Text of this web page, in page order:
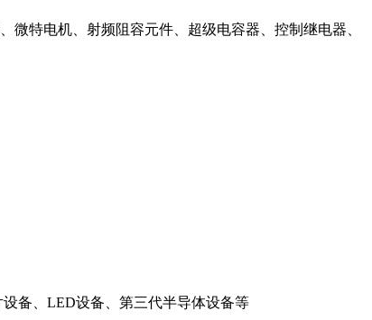
特电机、射频阻容元件、超级电容器、控制继电器、
备、LED设备、第三代半导体设备等